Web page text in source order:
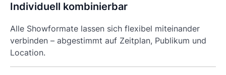
Individuell kombinierbar
Alle Showformate lassen sich flexibel miteinander
verbinden – abgestimmt auf Zeitplan, Publikum und
Location.